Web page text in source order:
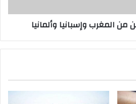
من المغرب وإسبانيا وألمانيا